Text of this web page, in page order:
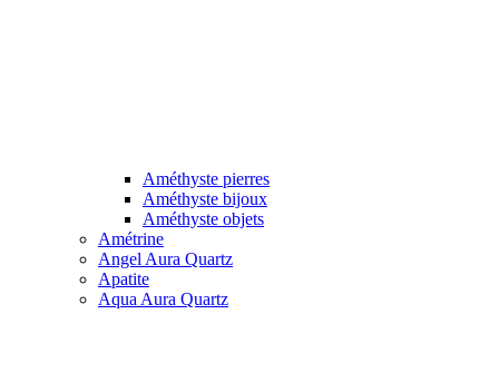
Améthyste pierres
Améthyste bijoux
Améthyste objets
Amétrine
Angel Aura Quartz
Apatite
Aqua Aura Quartz